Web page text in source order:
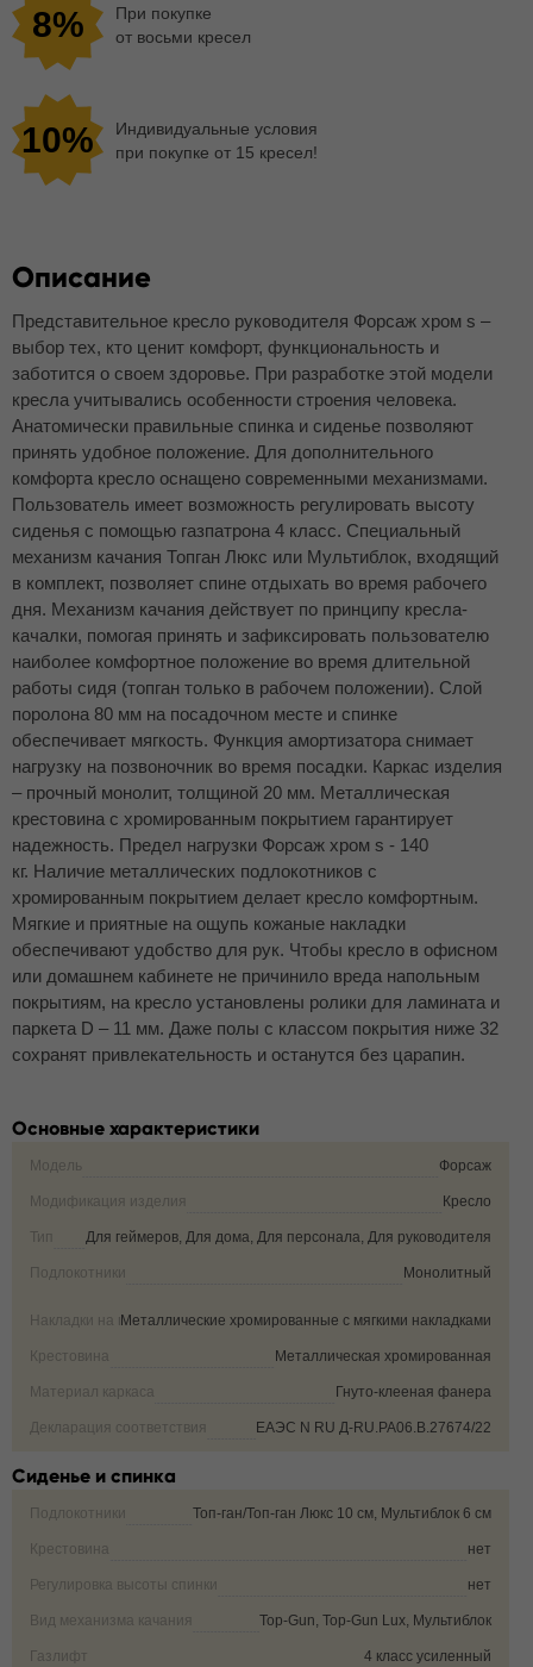
8%
При покупке
от восьми кресел
10%
Индивидуальные условия
при покупке от 15 кресел!
Описание
Представительное кресло руководителя Форсаж хром s –
выбор тех, кто ценит комфорт, функциональность и
заботится о своем здоровье. При разработке этой модели
кресла учитывались особенности строения человека.
Анатомически правильные спинка и сиденье позволяют
принять удобное положение. Для дополнительного
комфорта кресло оснащено современными механизмами.
Пользователь имеет возможность регулировать высоту
сиденья с помощью газпатрона 4 класс. Специальный
механизм качания Топган Люкс или Мультиблок, входящий
в комплект, позволяет спине отдыхать во время рабочего
дня. Механизм качания действует по принципу кресла-
качалки, помогая принять и зафиксировать пользователю
наиболее комфортное положение во время длительной
работы сидя (топган только в рабочем положении). Слой
поролона 80 мм на посадочном месте и спинке
обеспечивает мягкость. Функция амортизатора снимает
нагрузку на позвоночник во время посадки. Каркас изделия
– прочный монолит, толщиной 20 мм. Металлическая
крестовина с хромированным покрытием гарантирует
надежность. Предел нагрузки Форсаж хром s - 140
кг. Наличие металлических подлокотников с
хромированным покрытием делает кресло комфортным.
Мягкие и приятные на ощупь кожаные накладки
обеспечивают удобство для рук. Чтобы кресло в офисном
или домашнем кабинете не причинило вреда напольным
покрытиям, на кресло установлены ролики для ламината и
паркета D – 11 мм. Даже полы с классом покрытия ниже 32
сохранят привлекательность и останутся без царапин.
Основные характеристики
Модель Форсаж
Модификация изделия Кресло
Тип Для геймеров, Для дома, Для персонала, Для руководителя
Подлокотники Монолитный
Накладки на подлокотникиМеталлические хромированные с мягкими накладками
Крестовина Металлическая хромированная
Материал каркаса Гнуто-клееная фанера
Декларация соответствия ЕАЭС N RU Д-RU.РА06.В.27674/22
Сиденье и спинка
Подлокотники Топ-ган/Топ-ган Люкс 10 см, Мультиблок 6 см
Крестовина нет
Регулировка высоты спинки нет
Вид механизма качания Top-Gun, Top-Gun Lux, Мультиблок
Газлифт 4 класс усиленный